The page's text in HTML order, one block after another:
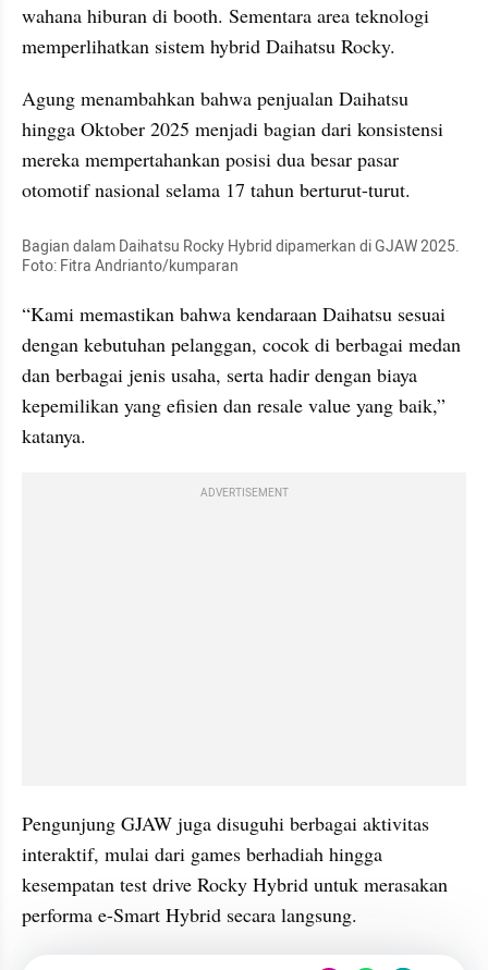
wahana hiburan di booth. Sementara area teknologi
memperlihatkan sistem hybrid Daihatsu Rocky.
Agung menambahkan bahwa penjualan Daihatsu
hingga Oktober 2025 menjadi bagian dari konsistensi
mereka mempertahankan posisi dua besar pasar
otomotif nasional selama 17 tahun berturut-turut.
Bagian dalam Daihatsu Rocky Hybrid dipamerkan di GJAW 2025.
Foto: Fitra Andrianto/kumparan
“Kami memastikan bahwa kendaraan Daihatsu sesuai
dengan kebutuhan pelanggan, cocok di berbagai medan
dan berbagai jenis usaha, serta hadir dengan biaya
kepemilikan yang efisien dan resale value yang baik,”
katanya.
ADVERTISEMENT
Pengunjung GJAW juga disuguhi berbagai aktivitas
interaktif, mulai dari games berhadiah hingga
kesempatan test drive Rocky Hybrid untuk merasakan
performa e-Smart Hybrid secara langsung.